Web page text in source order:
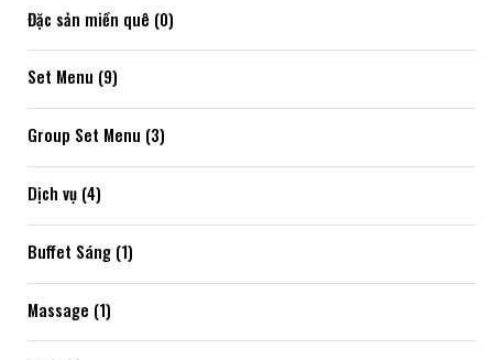
Đặc sản miền quê (0)
Set Menu (9)
Group Set Menu (3)
Dịch vụ (4)
Buffet Sáng (1)
Massage (1)